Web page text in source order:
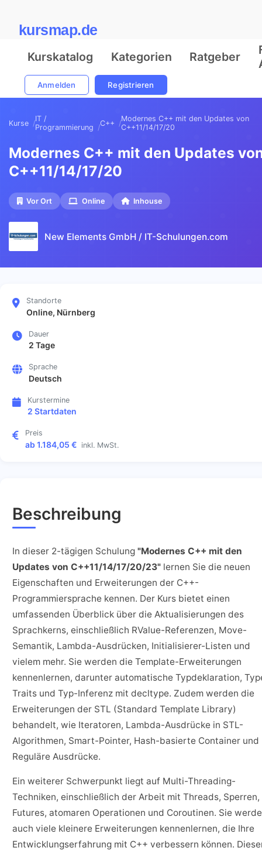
kursmap.de
Kurskatalog Kategorien Ratgeber
Anmelden Registrieren
Kurse
IT /
Programmierung
C++
Modernes C++ mit den Updates von
C++11/14/17/20
Modernes C++ mit den Updates
C++11/14/17/20
Vor Ort Online Inhouse
New Elements GmbH / IT-Schulungen.com
Standorte
Online, Nürnberg
Dauer
2 Tage
Sprache
Deutsch
Kurstermine
2 Startdaten
Preis
ab 1.184,05 € inkl. MwSt.
Beschreibung
In dieser 2-tägigen Schulung "Modernes C++ mit den
Updates von C++11/14/17/20/23" lernen Sie die neuen
Eigenschaften und Erweiterungen der C++-
Programmiersprache kennen. Der Kurs bietet einen
umfassenden Überblick über die Aktualisierungen des
Sprachkerns, einschließlich RValue-Referenzen, Move-
Semantik, Lambda-Ausdrücken, Initialisierer-Listen und
vielem mehr. Sie werden die Template-Erweiterungen
kennenlernen, darunter automatische Typdeklaration,
Traits und Typ-Inferenz mit decltype. Zudem werden die
Erweiterungen der STL (Standard Template Library)
behandelt, wie Iteratoren, Lambda-Ausdrücke in STL-
Algorithmen, Smart-Pointer, Hash-basierte Container und
Reguläre Ausdrücke.
Ein weiterer Schwerpunkt liegt auf Multi-Threading-
Techniken, einschließlich der Arbeit mit Threads, Sperren,
Futures, atomaren Operationen und Coroutinen. Sie
auch viele kleinere Erweiterungen kennenlernen, die Ihre
Entwicklungserfahrung mit C++ verbessern können.